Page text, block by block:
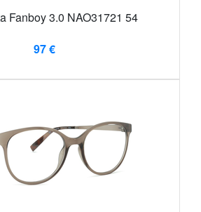
Fanboy 3.0 NAO31721 54
97 €